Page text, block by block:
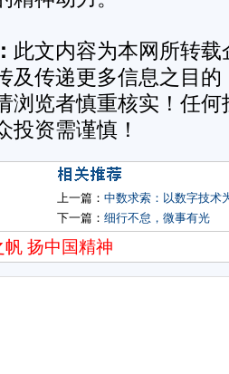
此文内容为本网所转
及传递更多信息之目
浏览者慎重核实！任
投资需谨慎！
上一篇： 中数求索：以数字技术
下一篇： 细行不怠，微事有光
扬中国精神